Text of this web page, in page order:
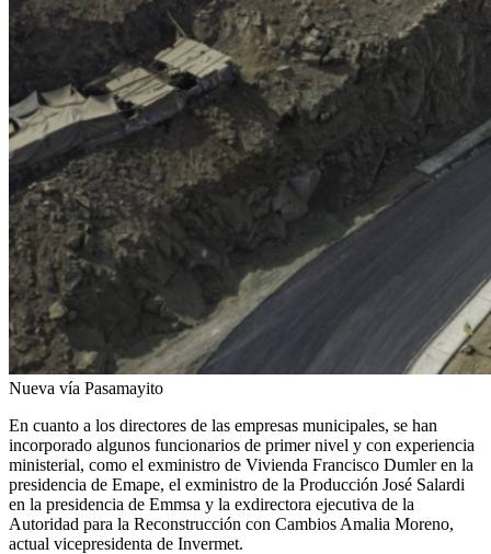
Nueva vía Pasamayito
En cuanto a los directores de las empresas municipales, se han
incorporado algunos funcionarios de primer nivel y con experiencia
ministerial, como el exministro de Vivienda Francisco Dumler en la
presidencia de Emape, el exministro de la Producción José Salardi
en la presidencia de Emmsa y la exdirectora ejecutiva de la
Autoridad para la Reconstrucción con Cambios Amalia Moreno,
actual vicepresidenta de Invermet.